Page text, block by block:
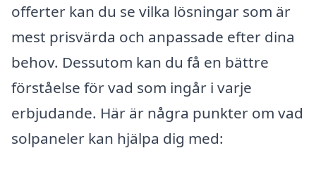
offerter kan du se vilka lösningar som är
mest prisvärda och anpassade efter dina
behov. Dessutom kan du få en bättre
förståelse för vad som ingår i varje
erbjudande. Här är några punkter om vad
solpaneler kan hjälpa dig med: